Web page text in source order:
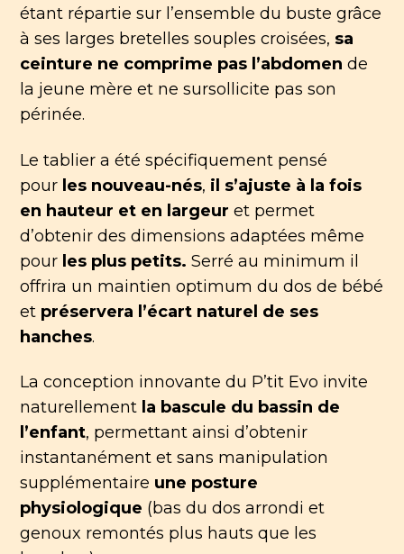
étant répartie sur l’ensemble du buste grâce
à ses larges bretelles souples croisées, sa
ceinture ne comprime pas l’abdomen de
la jeune mère et ne sursollicite pas son
périnée.
Le tablier a été spécifiquement pensé
pour les nouveau-nés, il s’ajuste à la fois
en hauteur et en largeur et permet
d’obtenir des dimensions adaptées même
pour les plus petits. Serré au minimum il
offrira un maintien optimum du dos de bébé
et préservera l’écart naturel de ses
hanches.
La conception innovante du P’tit Evo invite
naturellement la bascule du bassin de
l’enfant, permettant ainsi d’obtenir
instantanément et sans manipulation
supplémentaire une posture
physiologique (bas du dos arrondi et
genoux remontés plus hauts que les